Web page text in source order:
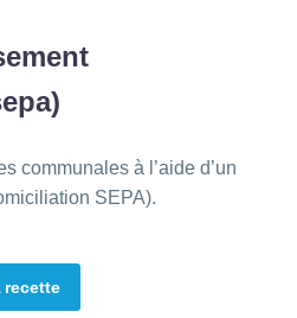
communales à l’aide d’un
SEPA).
recette